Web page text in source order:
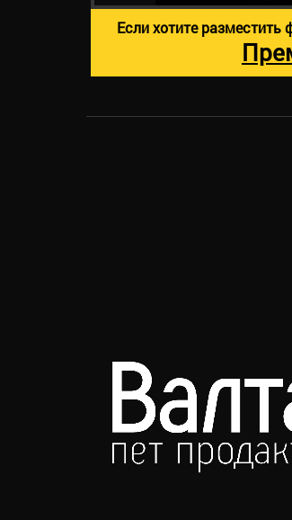
Если хотите